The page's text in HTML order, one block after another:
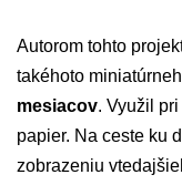
Autorom tohto
takéhoto
mesiacov. Využil
papier. Na ceste ku
zobrazeniu